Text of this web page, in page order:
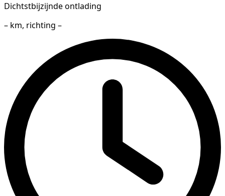
Dichtstbijzijnde ontlading
– km, richting –